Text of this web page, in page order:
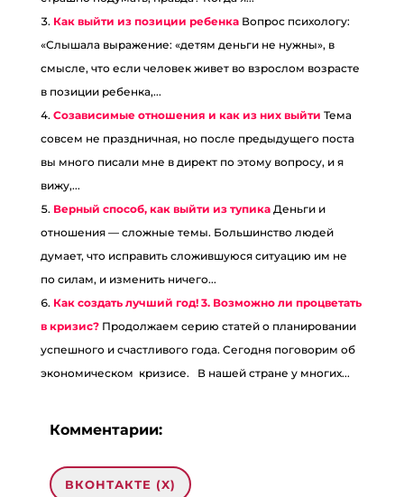
Как выйти из позиции ребенка Вопрос психологу:
«Слышала выражение: «детям деньги не нужны», в
смысле, что если человек живет во взрослом возрасте
в позиции ребенка,...
Созависимые отношения и как из них выйти Тема
совсем не праздничная, но после предыдущего поста
вы много писали мне в директ по этому вопросу, и я
вижу,...
Верный способ, как выйти из тупика Деньги и
отношения — сложные темы. Большинство людей
думает, что исправить сложившуюся ситуацию им не
по силам, и изменить ничего...
Как создать лучший год! 3. Возможно ли процветать
в кризис? Продолжаем серию статей о планировании
успешного и счастливого года. Сегодня поговорим об
экономическом кризисе. В нашей стране у многих...
Комментарии:
ВКОНТАКТЕ (X)